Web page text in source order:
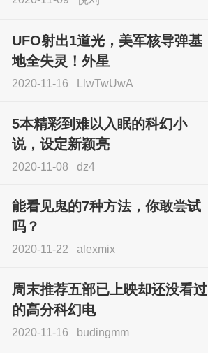
UFO射出1道光，美军核导弹基
地全失灵！外星
2020-11-16 LlwTwUwA
5本精彩到难以入眠的科幻小
说，设定新颖亮
2020-11-08 dz4
能看见鬼的7种方法，你敢尝试
吗？
2020-11-22 alexmix
周末推荐五部已上映却还没看过
的高分科幻电
2020-11-16 budingmm